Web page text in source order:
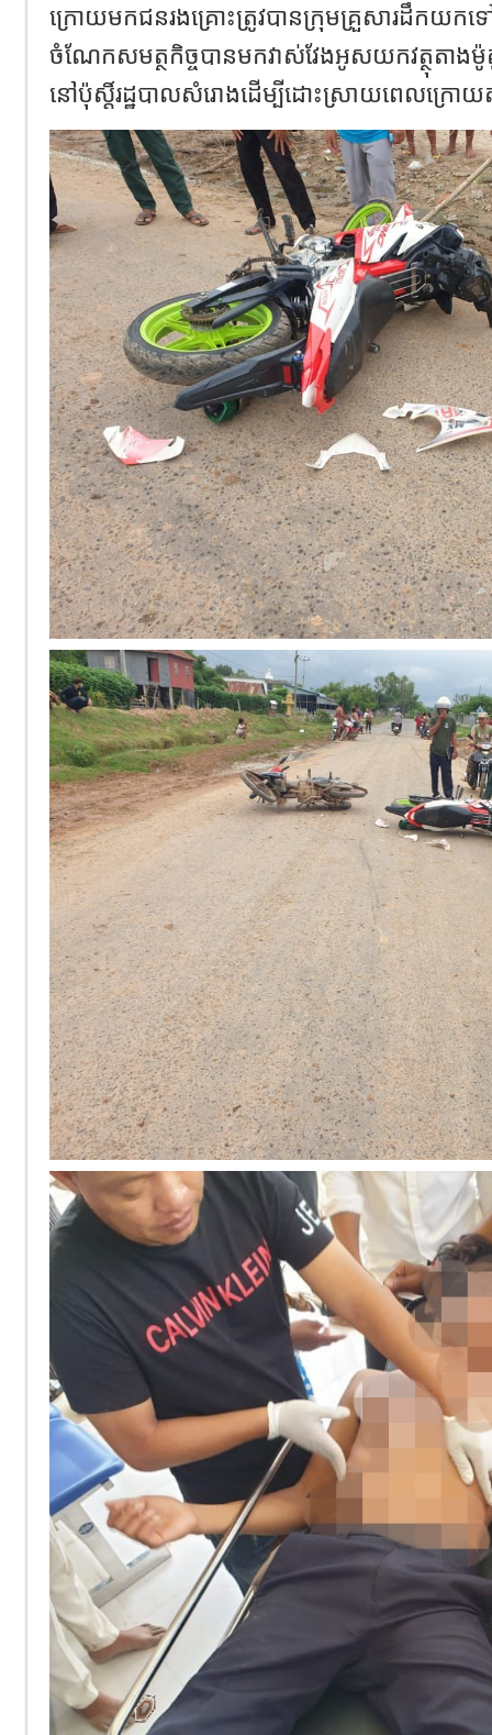
ក្រោយមកជនរងគ្រោះត្រូវបានក្រុមគ្រួសារដឹកយកទៅ
ចំណែកសមត្ថកិច្ចបានមកវាស់វែងអូសយកវត្ថុតាងម៉ូ
នៅប៉ុស្តិ៍រដ្ឋបាលសំរោងដើម្បីដោះស្រាយពេលក្រោ